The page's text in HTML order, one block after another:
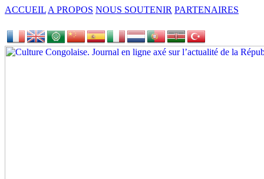
ACCUEIL A PROPOS NOUS SOUTENIR PARTENAIRES